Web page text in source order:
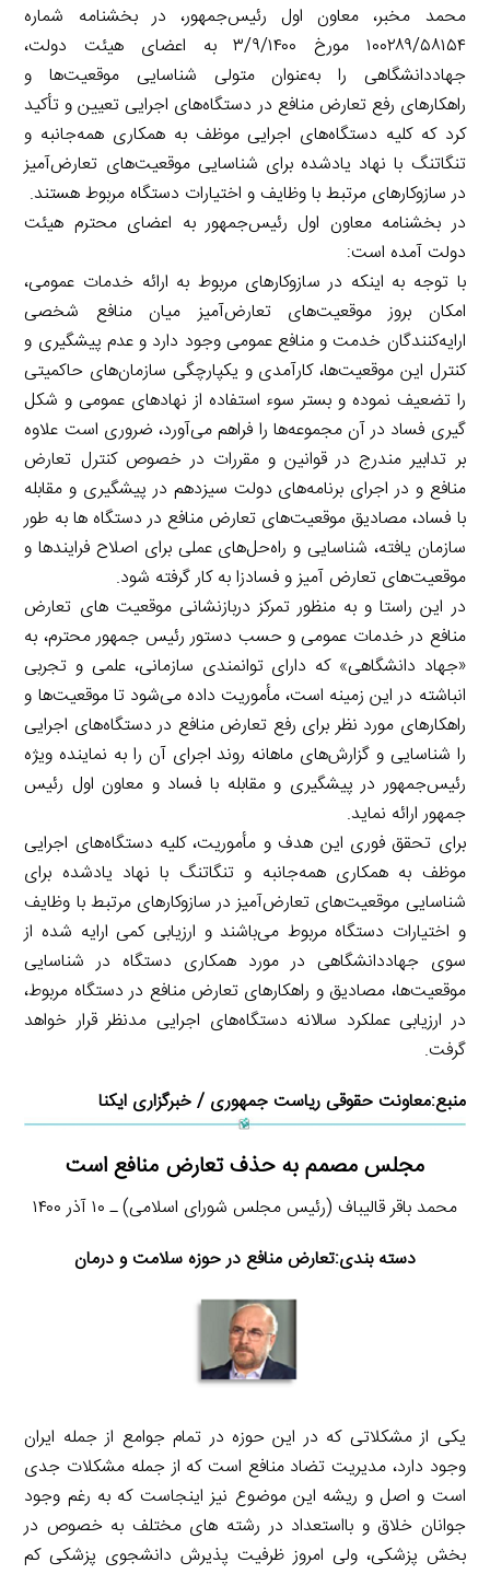
محمد مخبر، معاون اول رئیس‌جمهور، در بخشنامه شماره
۱۰۰۲۸۹/۵۸۱۵۴ مورخ ۳/۹/۱۴۰۰ به اعضای هیئت دولت،
جهاددانشگاهی را به‌عنوان متولی شناسایی موقعیت‌ها و
راهکارهای رفع تعارض منافع در دستگاه‌های اجرایی تعیین و تأکید
کرد که کلیه دستگاه‌های اجرایی موظف به همکاری همه‌جانبه و
تنگاتنگ با نهاد یادشده برای شناسایی موقعیت‌های تعارض‌آمیز
در سازوکارهای مرتبط با وظایف و اختیارات دستگاه مربوط هستند.
در بخشنامه معاون اول رئیس‌جمهور به اعضای محترم هیئت
دولت آمده است:
با توجه به اینکه در سازوکارهای مربوط به ارائه خدمات عمومی،
امکان بروز موقعیت‌های تعارض‌آمیز میان منافع شخصی
ارایه‌کنندگان خدمت و منافع عمومی وجود دارد و عدم پیشگیری و
کنترل این موقعیت‌ها، کارآمدی و یکپارچگی سازمان‌های حاکمیتی
را تضعیف نموده و بستر سوء استفاده از نهادهای عمومی و شکل
گیری فساد در آن مجموعه‌ها را فراهم می‌آورد، ضروری است علاوه
بر تدابیر مندرج در قوانین و مقررات در خصوص کنترل تعارض
منافع و در اجرای برنامه‌های دولت سیزدهم در پیشگیری و مقابله
با فساد، مصادیق موقعیت‌های تعارض منافع در دستگاه ها به طور
سازمان یافته، شناسایی و راه‌حل‌های عملی برای اصلاح فرایندها و
موقعیت‌های تعارض آمیز و فسادزا به کار گرفته شود.
در این راستا و به منظور تمرکز دربازنشانی موقعیت های تعارض
منافع در خدمات عمومی و حسب دستور رئیس جمهور محترم، به
«جهاد دانشگاهی» که دارای توانمندی سازمانی، علمی و تجربی
انباشته در این زمینه است، مأموریت داده می‌شود تا موقعیت‌ها و
راهکارهای مورد نظر برای رفع تعارض منافع در دستگاه‌های اجرایی
را شناسایی و گزارش‌های ماهانه روند اجرای آن را به نماینده ویژه
رئیس‌جمهور در پیشگیری و مقابله با فساد و معاون اول رئیس
جمهور ارائه نماید.
برای تحقق فوری این هدف و مأموریت، کلیه دستگاه‌های اجرایی
موظف به همکاری همه‌جانبه و تنگاتنگ با نهاد یادشده برای
شناسایی موقعیت‌های تعارض‌آمیز در سازوکارهای مرتبط با وظایف
و اختیارات دستگاه مربوط می‌باشند و ارزیابی کمی ارایه شده از
سوی جهاددانشگاهی در مورد همکاری دستگاه در شناسایی
موقعیت‌ها، مصادیق و راهکارهای تعارض منافع در دستگاه مربوط،
در ارزیابی عملکرد سالانه دستگاه‌های اجرایی مدنظر قرار خواهد
گرفت.
منبع:معاونت حقوقی ریاست جمهوری /خبرگزاری ایکنا
مجلس مصمم به حذف تعارض منافع است
محمد باقر قالیباف (رئیس مجلس شورای اسلامی) ـ ۱۰ آذر ۱۴۰۰
دسته بندی:تعارض منافع در حوزه سلامت و درمان
یکی از مشکلاتی که در این حوزه در تمام جوامع از جمله ایران
وجود دارد، مدیریت تضاد منافع است که از جمله مشکلات جدی
است و اصل و ریشه این موضوع نیز اینجاست که به رغم وجود
جوانان خلاق و بااستعداد در رشته های مختلف به خصوص در
بخش پزشکی، ولی امروز ظرفیت پذیرش دانشجوی پزشکی کم